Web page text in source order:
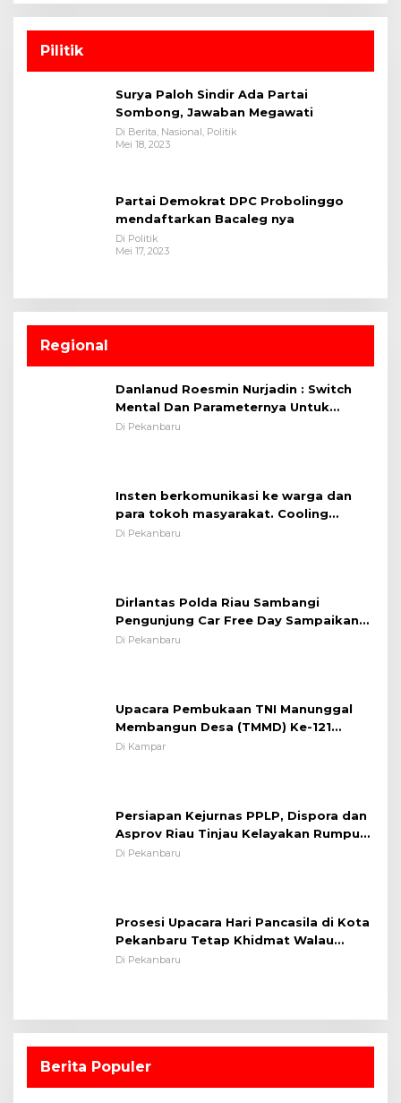
Pilitik
Surya Paloh Sindir Ada Partai
Sombong, Jawaban Megawati
Di Berita, Nasional, Politik
Mei 18, 2023
Partai Demokrat DPC Probolinggo
mendaftarkan Bacaleg nya
Di Politik
Mei 17, 2023
Regional
Danlanud Roesmin Nurjadin : Switch
Mental Dan Parameternya Untuk
Melaksanakan ✈
Di Pekanbaru
Insten berkomunikasi ke warga dan
para tokoh masyarakat. Cooling
System OMP LK ²024 Polsek Rumbai,
Di Pekanbaru
Dirlantas Polda Riau Sambangi
Pengunjung Car Free Day Sampaikan
Pesan Edukasi Kamtibmas &
Di Pekanbaru
Upacara Pembukaan TNI Manunggal
Membangun Desa (TMMD) Ke-121
Kodim 0313/KPR Tahun 2024) ?
Di Kampar
Persiapan Kejurnas PPLP, Dispora dan
Asprov Riau Tinjau Kelayakan Rumput
Lapangan Sepakbola
Di Pekanbaru
Prosesi Upacara Hari Pancasila di Kota
Pekanbaru Tetap Khidmat Walau
Dalam Ruangan
Di Pekanbaru
Berita Populer